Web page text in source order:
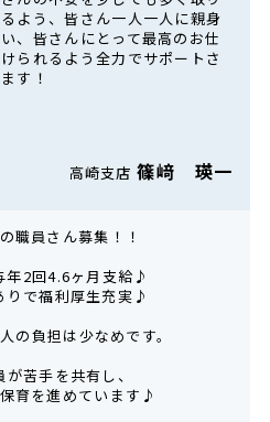
よう、皆さん一人一人に親身
、皆さんにとって最高のお仕
られるよう全力でサポートさ
す！
高崎支店篠﨑 瑛一
職員さん募集！！
2回4.6ヶ月支給♪
で福利厚生充実♪
の負担は少なめです。
苦手を共有し、
育を進めています♪